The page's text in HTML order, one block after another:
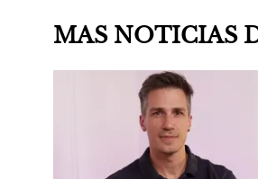
MAS NOTICIAS